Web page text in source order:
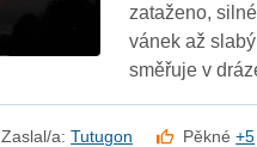
zataženo,
vánek až
směřuje v
Zaslal/a:Tutugon Pěkné+5